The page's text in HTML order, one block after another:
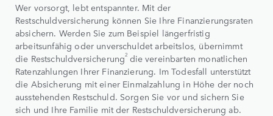
Wer vorsorgt, lebt entspannter. Mit der
Restschuldversicherung können Sie Ihre Finanzierungsraten
absichern. Werden Sie zum Beispiel längerfristig
arbeitsunfähig oder unverschuldet arbeitslos, übernimmt
die Restschuldversicherung2 die vereinbarten monatlichen
Ratenzahlungen Ihrer Finanzierung. Im Todesfall unterstützt
die Absicherung mit einer Einmalzahlung in Höhe der noch
ausstehenden Restschuld. Sorgen Sie vor und sichern Sie
sich und Ihre Familie mit der Restschuldversicherung ab.